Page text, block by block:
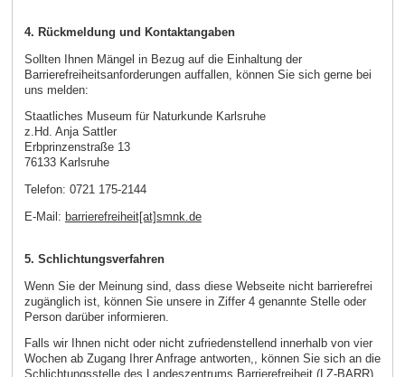
4. Rückmeldung und Kontaktangaben
Sollten Ihnen Mängel in Bezug auf die Einhaltung der
Barrierefreiheitsanforderungen auffallen, können Sie sich gerne bei
uns melden:
Staatliches Museum für Naturkunde Karlsruhe
z.Hd. Anja Sattler
Erbprinzenstraße 13
76133 Karlsruhe
Telefon: 0721 175-2144
E-Mail: barrierefreiheit[at]smnk.de
5. Schlichtungsverfahren
Wenn Sie der Meinung sind, dass diese Webseite nicht barrierefrei
zugänglich ist, können Sie unsere in Ziffer 4 genannte Stelle oder
Person darüber informieren.
Falls wir Ihnen nicht oder nicht zufriedenstellend innerhalb von vier
Wochen ab Zugang Ihrer Anfrage antworten,, können Sie sich an die
Schlichtungsstelle des Landeszentrums Barrierefreiheit (LZ-BARR)